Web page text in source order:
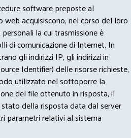
software preposte al
acquisiscono, nel corso del loro
la cui trasmissione è
di comunicazione di Internet. In
gli indirizzi IP, gli indirizzi in
Identifier) delle risorse richieste,
utilizzato nel sottoporre la
del file ottenuto in risposta, il
della risposta data dal server
parametri relativi al sistema